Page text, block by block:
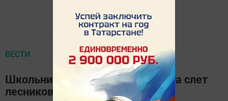
ВЕСТИ
Школьники района отправятся на слет
лесников